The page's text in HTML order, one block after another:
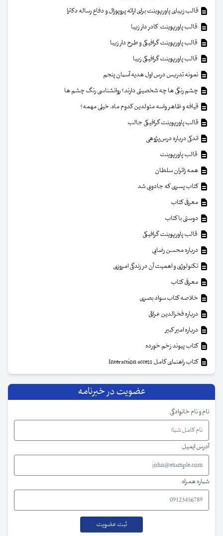
قالب زیبای پاورپوینت برای ارائه پروپوزال و دفاع رساله دکترا
قالب پاورپوینت کادر دار زیبا
قالب پاورپوینت گرافیکی و طرح دار زیبا
قالب پاورپوینت گرافیکی زیبا
نمونه تدریس درس اول هدیه آسمان پنجم
چشم رنگی ها چه شخصیتی دارند؟ روانشناسی رنگ چشم ها
قیافه و ظاهر واسه متولدین کدوم ماه، خیلی مهمه؟
قالب پاورپوینت گرافیکی جالب
اندکی درباره درس‌پژوهی
قالب پاورپوینت
همه زائران سلطان
کتاب پسری که جادویی شد
معرفی کتاب
دوستی با کتاب
قالب پاورپوینت گرافیکی
درباره محسن رضایی
تکنولوژی و اهمیت آن در زندگی امروزی
معرفی کتاب
خلاصه کتاب سواد بصری
درباره فخرالدین عراقی
درباره امیر کبیر
کتاب پیوند زخم خورده
کتاب راهنمای کامل Interaction access
عضویت در خبرنامه
نام و نام خانوادگی
آدرس ایمیل
شماره همراه